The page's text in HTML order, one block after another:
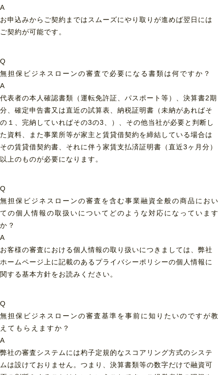
A
お申込みからご契約まではスムーズにやり取りが進めば翌日には
ご契約が可能です。
Q
無担保ビジネスローンの審査で必要になる書類は何ですか？
A
代表者の本人確認書類（運転免許証、パスポート等）、決算書2期
分、確定申告書又は直近の試算表、納税証明書（未納があればそ
の１、完納していればその3の3、）、その他当社が必要と判断し
た資料、また事業所等が家主と賃貸借契約を締結している場合は
その賃貸借契約書、それに伴う家賃支払済証明書（直近3ヶ月分）
以上のものが必要になります。
Q
無担保ビジネスローンの審査を含む事業融資全般の商品におい
ての個人情報の取扱いについてどのような対応になっています
か？
A
お客様の審査における個人情報の取り扱いにつきましては、弊社
ホームページ上に記載のあるプライバシーポリシーの個人情報に
関する基本方針をお読みください。
Q
無担保ビジネスローンの審査基準を事前に知りたいのですが教
えてもらえますか？
A
弊社の審査システムには杓子定規的なスコアリング方式のシステ
ムは設けておりません。つまり、決算書類等の数字だけで融資可